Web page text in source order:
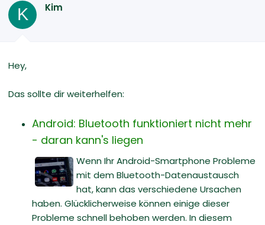
K Kim
Hey,
Das sollte dir weiterhelfen:
Android: Bluetooth funktioniert nicht mehr
- daran kann's liegen
Wenn Ihr Android-Smartphone Probleme
mit dem Bluetooth-Datenaustausch
hat, kann das verschiedene Ursachen
haben. Glücklicherweise können einige dieser
Probleme schnell behoben werden. In diesem